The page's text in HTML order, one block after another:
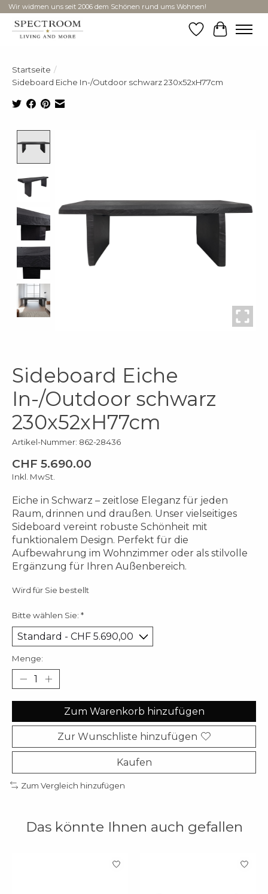
Wir widmen uns seit 2006 dem Schönen rund ums Wohnen!
Wunschzettel
Ihr
Startseite /
Sideboard Eiche In-/Outdoor schwarz 230x52xH77cm
Sideboard Eiche
In-/Outdoor schwarz
230x52xH77cm
Artikel-Nummer: 862-28436
CHF 5.690.00
Inkl. MwSt.
Eiche in Schwarz – zeitlose Eleganz für jeden
Raum, drinnen und draußen. Unser vielseitiges
Sideboard vereint robuste Schönheit mit
funktionalem Design. Perfekt für die
Aufbewahrung im Wohnzimmer oder als stilvolle
Ergänzung für Ihren Außenbereich.
Wird für Sie bestellt
Bitte wählen Sie: *
Menge:
Zum Warenkorb hinzufügen
Zur Wunschliste hinzufügen
Kaufen
Zum Vergleich hinzufügen
Das könnte Ihnen auch gefallen
Produkt-Karussell-Artikel